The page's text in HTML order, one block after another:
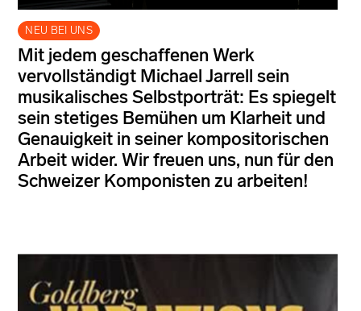
NEU BEI UNS
Mit jedem geschaffenen Werk
vervollständigt Michael Jarrell sein
musikalisches Selbstporträt: Es spiegelt
sein stetiges Bemühen um Klarheit und
Genauigkeit in seiner kompositorischen
Arbeit wider. Wir freuen uns, nun für den
Schweizer Komponisten zu arbeiten!